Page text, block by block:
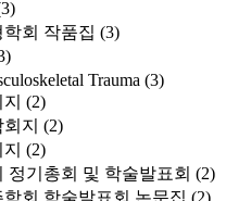
회 작품집 (3)
Trauma (3)
(2)
지 (2)
(2)
정기총회 및 학술발표회 (2)
회 학술발표회 논문집 (2)